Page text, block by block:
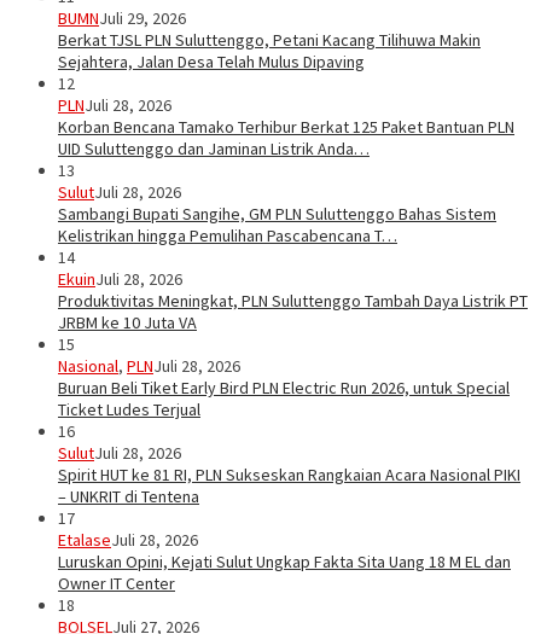
BUMNJuli 29, 2026
Berkat TJSL PLN Suluttenggo, Petani Kacang Tilihuwa Makin
Sejahtera, Jalan Desa Telah Mulus Dipaving
12
PLNJuli 28, 2026
Korban Bencana Tamako Terhibur Berkat 125 Paket Bantuan PLN
UID Suluttenggo dan Jaminan Listrik Anda…
13
SulutJuli 28, 2026
Sambangi Bupati Sangihe, GM PLN Suluttenggo Bahas Sistem
Kelistrikan hingga Pemulihan Pascabencana T…
14
EkuinJuli 28, 2026
Produktivitas Meningkat, PLN Suluttenggo Tambah Daya Listrik PT
JRBM ke 10 Juta VA
15
Nasional, PLNJuli 28, 2026
Buruan Beli Tiket Early Bird PLN Electric Run 2026, untuk Special
Ticket Ludes Terjual
16
SulutJuli 28, 2026
Spirit HUT ke 81 RI, PLN Sukseskan Rangkaian Acara Nasional PIKI
– UNKRIT di Tentena
17
EtalaseJuli 28, 2026
Luruskan Opini, Kejati Sulut Ungkap Fakta Sita Uang 18 M EL dan
Owner IT Center
18
BOLSELJuli 27, 2026